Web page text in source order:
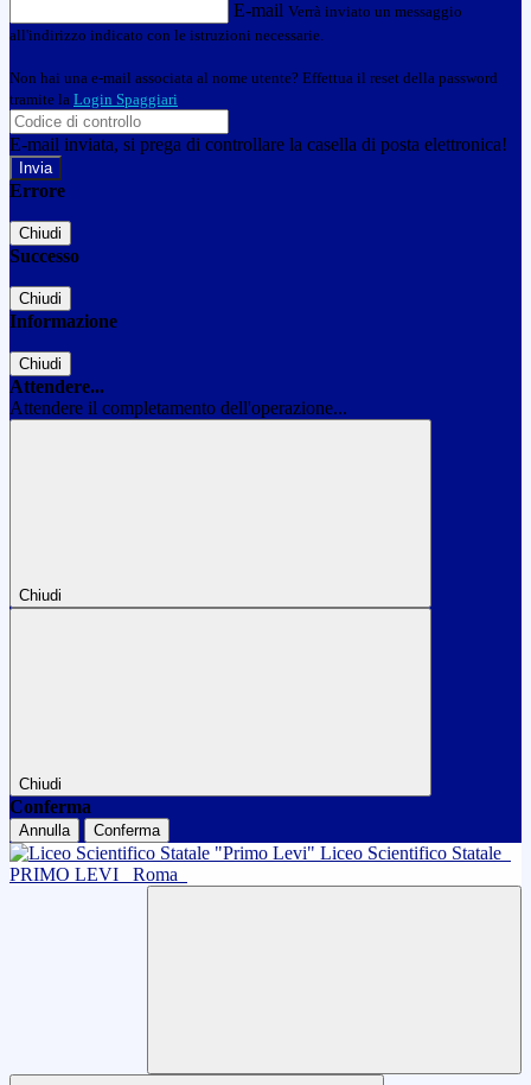
E-mail Verrà inviato un messaggio
all'indirizzo indicato con le istruzioni necessarie.
Non hai una e-mail associata al nome utente? Effettua il reset della password
tramite la Login Spaggiari
E-mail inviata, si prega di controllare la casella di posta elettronica!
Errore
Chiudi
Successo
Chiudi
Informazione
Chiudi
Attendere...
Attendere il completamento dell'operazione...
Chiudi
Chiudi
Conferma
Annulla Conferma
Liceo Scientifico Statale
PRIMO LEVI
Roma